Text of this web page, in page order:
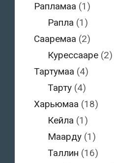
Рапламаа (1)
Рапла (1)
Сааремаа (2)
Курессааре (2)
Тартумаа (4)
Тарту (4)
Харьюмаа (18)
Кейла (1)
Маарду (1)
Таллин (16)